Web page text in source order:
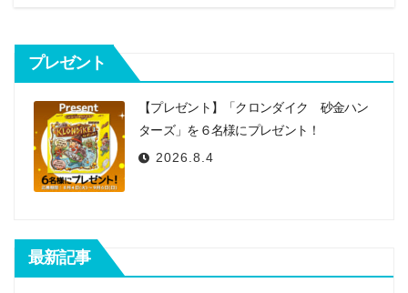
シ
ョ
ン
プレゼント
【プレゼント】「クロンダイク 砂金ハン
ターズ」を６名様にプレゼント！
2026.8.4
最新記事